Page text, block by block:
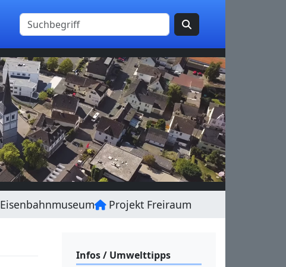
Eisenbahnmuseum Projekt Freiraum
Infos / Umwelttipps